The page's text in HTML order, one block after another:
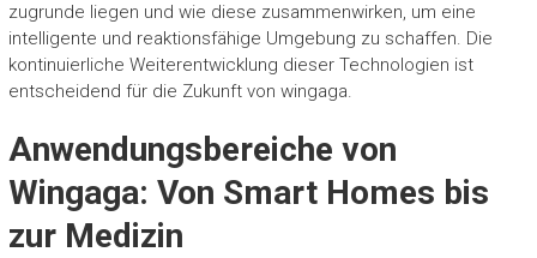
zugrunde liegen und wie diese zusammenwirken, um eine
intelligente und reaktionsfähige Umgebung zu schaffen. Die
kontinuierliche Weiterentwicklung dieser Technologien ist
entscheidend für die Zukunft von wingaga.
Anwendungsbereiche von
Wingaga: Von Smart Homes bis
zur Medizin